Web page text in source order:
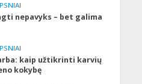
nepavyks – bet galima
kaip užtikrinti karvių
kokybę